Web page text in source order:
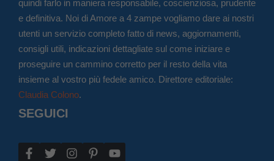
quindi farlo in maniera responsabile, coscienziosa, prudente
e definitiva. Noi di Amore a 4 zampe vogliamo dare ai nostri
utenti un servizio completo fatto di news, aggiornamenti,
consigli utili, indicazioni dettagliate sul come iniziare e
proseguire un cammino corretto per il resto della vita
insieme al vostro più fedele amico. Direttore editoriale:
Claudia Colono.
SEGUICI